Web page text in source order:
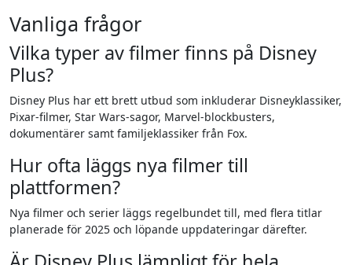
Vanliga frågor
Vilka typer av filmer finns på Disney
Plus?
Disney Plus har ett brett utbud som inkluderar Disneyklassiker,
Pixar-filmer, Star Wars-sagor, Marvel-blockbusters,
dokumentärer samt familjeklassiker från Fox.
Hur ofta läggs nya filmer till
plattformen?
Nya filmer och serier läggs regelbundet till, med flera titlar
planerade för 2025 och löpande uppdateringar därefter.